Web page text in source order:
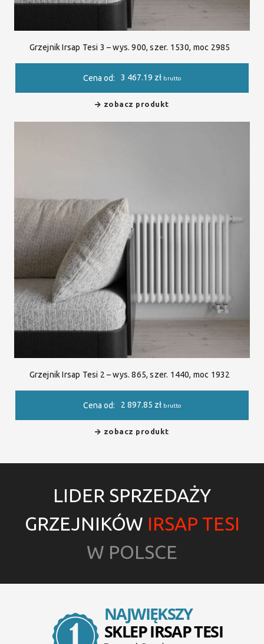
Grzejnik Irsap Tesi 3 – wys. 900, szer. 1530, moc 2985
Cena od: 3 467.19 zł brutto
zobacz produkt
Grzejnik Irsap Tesi 2 – wys. 865, szer. 1440, moc 1932
Cena od: 2 897.85 zł brutto
zobacz produkt
LIDER SPRZEDAŻY
GRZEJNIKÓW IRSAP TESI
W POLSCE